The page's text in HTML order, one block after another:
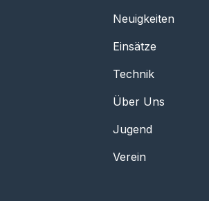
Neuigkeiten
Einsätze
Technik
Über Uns
Jugend
Verein